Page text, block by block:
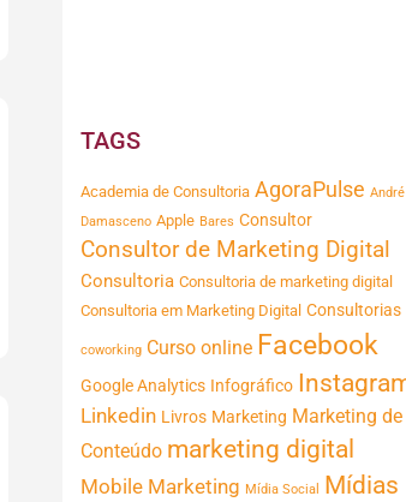
TAGS
Academia de Consultoria AgoraPulse André
Damasceno Apple Bares Consultor
Consultor de Marketing Digital
Consultoria Consultoria de marketing digital
Consultoria em Marketing Digital Consultorias
coworking Curso online Facebook
Google Analytics Infográfico
Linkedin Livros Marketing Marketing de
Conteúdo marketing digital
Mobile Marketing Mídia Social
Mídias